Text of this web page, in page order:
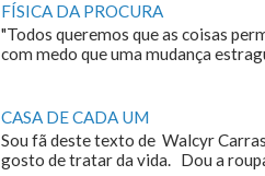
FÍSICA DA PROCURA
"Todos queremos que as coisas
com medo que uma mudança
CASA DE CADA UM
Sou fã deste texto de Walcyr
gosto de tratar da vida. Dou a